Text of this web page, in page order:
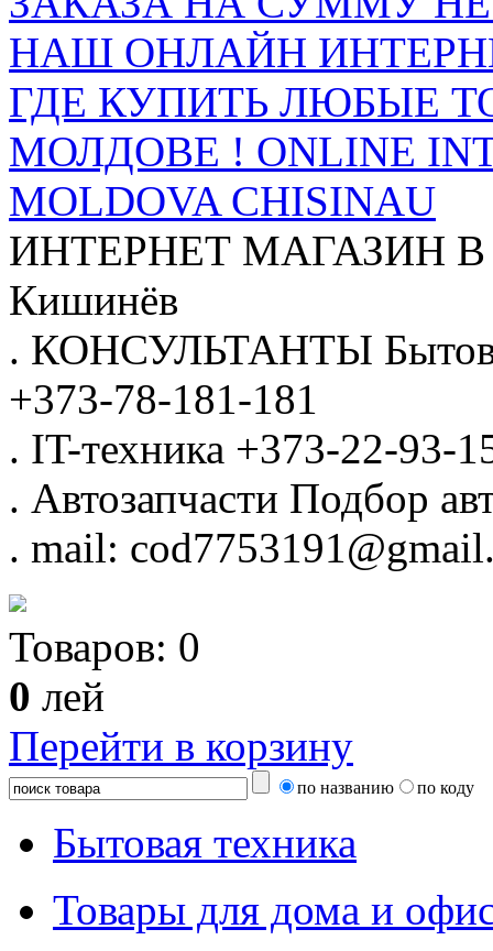
НАШ ОНЛАЙН
ГДЕ КУПИТЬ ЛЮБЫЕ
МОЛДОВЕ ! ONLINE
MOLDOVA CHISINAU
ИНТЕРНЕТ МАГАЗИН
Кишинёв
. КОНСУЛЬТАНТЫ
+373-78-181-181
. IT-техника +373-22-93-
. Автозапчасти Подбор
. mail:
Товаров: 0
0 лей
Перейти в корзину
по названию по коду
Бытовая техника
Товары для дома и